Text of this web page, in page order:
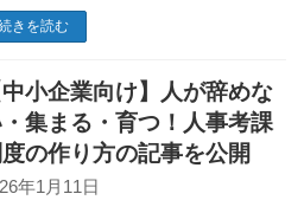
きを読む
中小企業向け】人が辞めな
集まる・育つ！人事考課
の作り方の記事を公開
年1月11日